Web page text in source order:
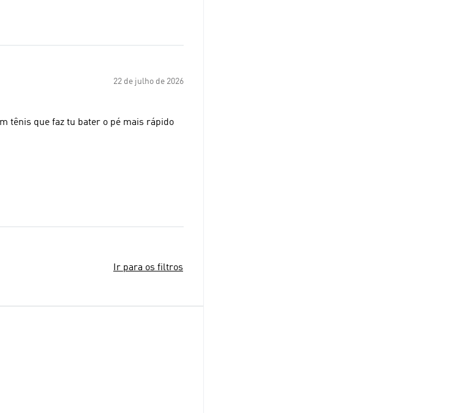
22 de julho de 2026
tênis que faz tu bater o pé mais rápido
Ir para os filtros